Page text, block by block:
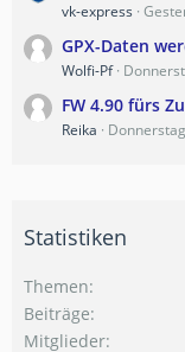
vk-express
GPX-Daten
Wolfi-Pf
FW 4.90 fürs
Reika
Statistiken
Themen
Beiträge
Mitglieder